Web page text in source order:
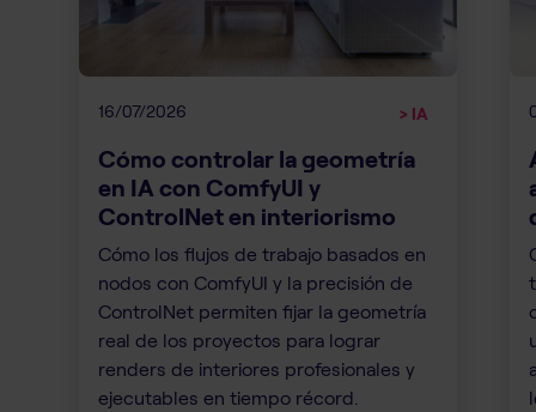
16/07/2026 > IA
Cómo controlar la geometría
en IA con ComfyUI y
ControlNet en interiorismo
Cómo los flujos de trabajo basados en
nodos con ComfyUI y la precisión de
ControlNet permiten fijar la geometría
real de los proyectos para lograr
renders de interiores profesionales y
ejecutables en tiempo récord.